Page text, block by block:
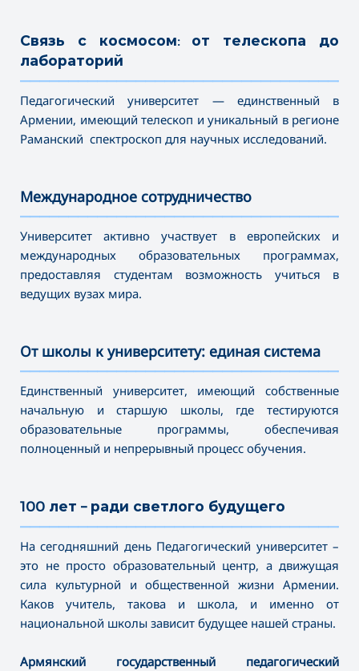
Связь с космосом: от телескопа до
лабораторий
Педагогический университет — единственный в
Армении, имеющий телескоп и уникальный в регионе
Раманский спектроскоп для научных исследований.
Международное сотрудничество
Университет активно участвует в европейских и
международных образовательных программах,
предоставляя студентам возможность учиться в
ведущих вузах мира.
От школы к университету: единая система
Единственный университет, имеющий собственные
начальную и старшую школы, где тестируются
образовательные программы, обеспечивая
полноценный и непрерывный процесс обучения.
100 лет – ради светлого будущего
На сегодняшний день Педагогический университет –
это не просто образовательный центр, а движущая
сила культурной и общественной жизни Армении.
Каков учитель, такова и школа, и именно от
национальной школы зависит будущее нашей страны.
Армянский государственный педагогический